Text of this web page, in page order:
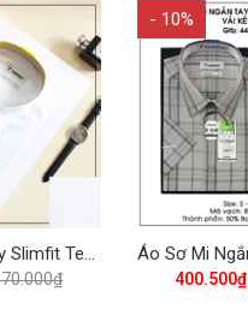
Áo Sơ Mi Dài Tay Slimfit Tencel 370 Vĩnh Tiến - TT3-GA01 - Trắng
- 10%
400.500₫